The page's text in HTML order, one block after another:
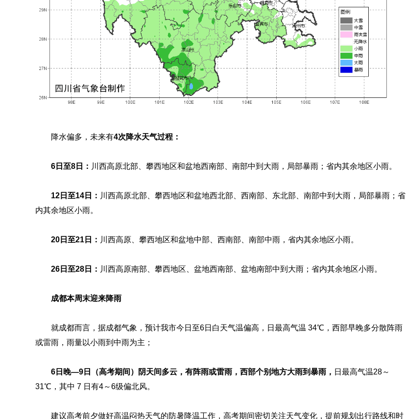
降水偏多，未来有4次降水天气过程：
6日至8日： 川西高原北部、攀西地区和盆地西南部、南部中到大雨，局部暴雨；省内其余地区小雨。
12日至14日： 川西高原北部、攀西地区和盆地西北部、西南部、东北部、南部中到大雨，局部暴雨；省
内其余地区小雨。
20日至21日： 川西高原、攀西地区和盆地中部、西南部、南部中雨，省内其余地区小雨。
26日至28日： 川西高原南部、攀西地区、盆地西南部、盆地南部中到大雨；省内其余地区小雨。
成都本周末迎来降雨
就成都而言，据成都气象，预计我市今日至6日白天气温偏高，日最高气温 34℃，西部早晚多分散阵雨
或雷雨，雨量以小雨到中雨为主；
6日晚—9日（高考期间）阴天间多云，有阵雨或雷雨，西部个别地方大雨到暴雨， 日最高气温28～
31℃，其中 7 日有4～6级偏北风。
建议高考前夕做好高温闷热天气的防暑降温工作，高考期间密切关注天气变化，提前规划出行路线和时